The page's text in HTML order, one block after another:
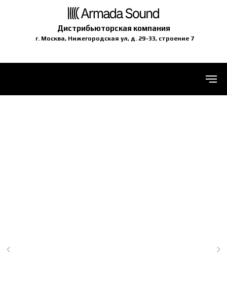
Дистрибьюторская компания
г. Москва, Нижегородская ул, д. 29-33, строение 7